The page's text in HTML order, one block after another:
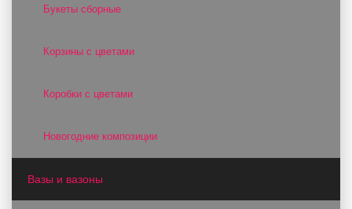
Букеты сборные
Корзины с цветами
Коробки с цветами
Новогодние композиции
Вазы и вазоны